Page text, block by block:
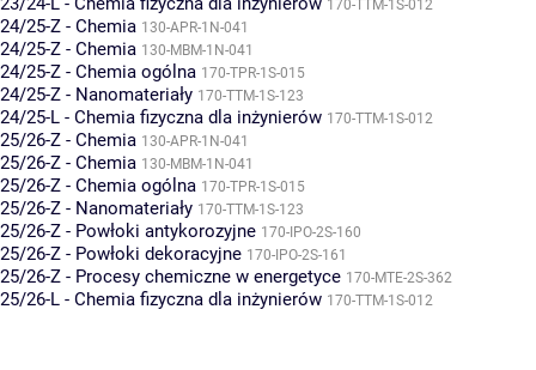
170-TTM-1S-012
24/25-Z - Chemia 130-APR-1N-041
24/25-Z - Chemia 130-MBM-1N-041
24/25-Z - Chemia ogólna 170-TPR-1S-015
24/25-Z - Nanomateriały 170-TTM-1S-123
24/25-L - Chemia fizyczna dla inżynierów 170-TTM-1S-012
25/26-Z - Chemia 130-APR-1N-041
25/26-Z - Chemia 130-MBM-1N-041
25/26-Z - Chemia ogólna 170-TPR-1S-015
25/26-Z - Nanomateriały 170-TTM-1S-123
25/26-Z - Powłoki antykorozyjne 170-IPO-2S-160
25/26-Z - Powłoki dekoracyjne 170-IPO-2S-161
25/26-Z - Procesy chemiczne w energetyce 170-MTE-2S-362
25/26-L - Chemia fizyczna dla inżynierów 170-TTM-1S-012